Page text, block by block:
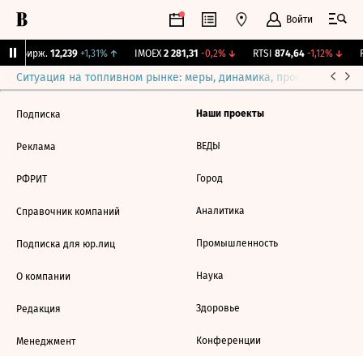
Войти
Бирж. 12,239 +1,31%↑ IMOEX 2 281,31 -0,2%↓ RTSI 874,64 -1,12%↓
Ситуация на топливном рынке: меры, динамика, прогнозы
Подписка
Реклама
РФРИТ
Справочник компаний
Подписка для юр.лиц
О компании
Редакция
Менеджмент
Наши проекты
ВЕДЫ
Город
Аналитика
Промышленность
Наука
Здоровье
Конференции